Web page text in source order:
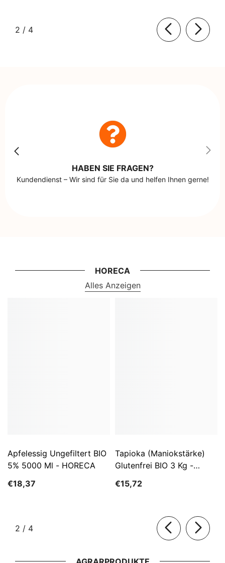
2 / von
4
HABEN SIE FRAGEN?
Kundendienst – Wir sind für Sie da und helfen Ihnen gerne!
HORECA
Alles Anzeigen
Apfelessig Ungefiltert BIO
5% 5000 Ml - HORECA
€18,37
Tapioka (Maniokstärke)
Glutenfrei BIO 3 Kg -
€15,72
2 / von
4